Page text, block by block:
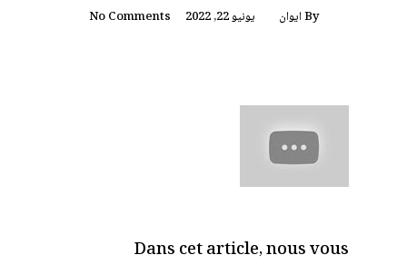
Byايوان يونيو 22, 2022 No Comments
Dans cet article, nous vous